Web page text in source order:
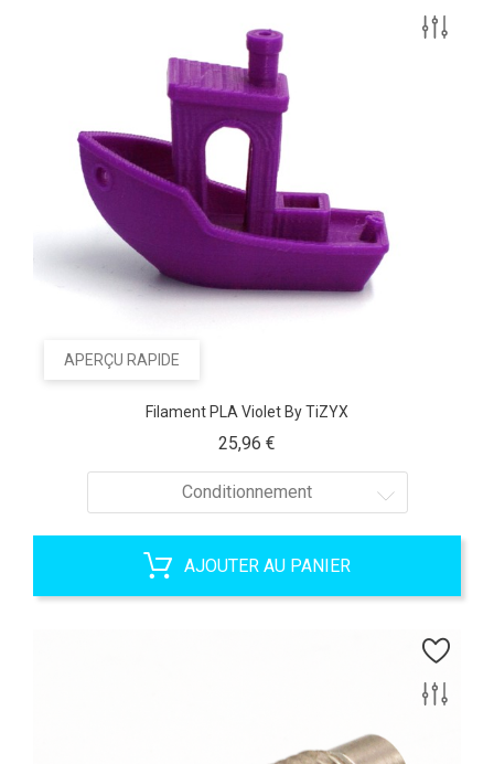
APERÇU RAPIDE
Filament PLA Violet By TiZYX
25,96 €
Conditionnement
AJOUTER AU PANIER